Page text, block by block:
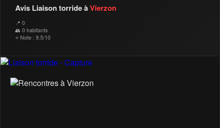
Avis Liaison torride àVierzon
📍 0
👥 0 habitants
⭐ Note : 9.5/10